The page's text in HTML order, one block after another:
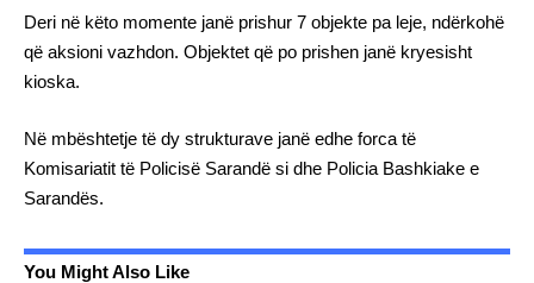
Deri në këto momente janë prishur 7 objekte pa leje, ndërkohë
që aksioni vazhdon. Objektet që po prishen janë kryesisht
kioska.
Në mbështetje të dy strukturave janë edhe forca të
Komisariatit të Policisë Sarandë si dhe Policia Bashkiake e
Sarandës.
You Might Also Like